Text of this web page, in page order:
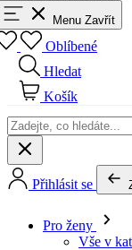
Menu Zavřít
Oblíbené
Hledat
Košík
Přihlásit se
Pro ženy
Vše v